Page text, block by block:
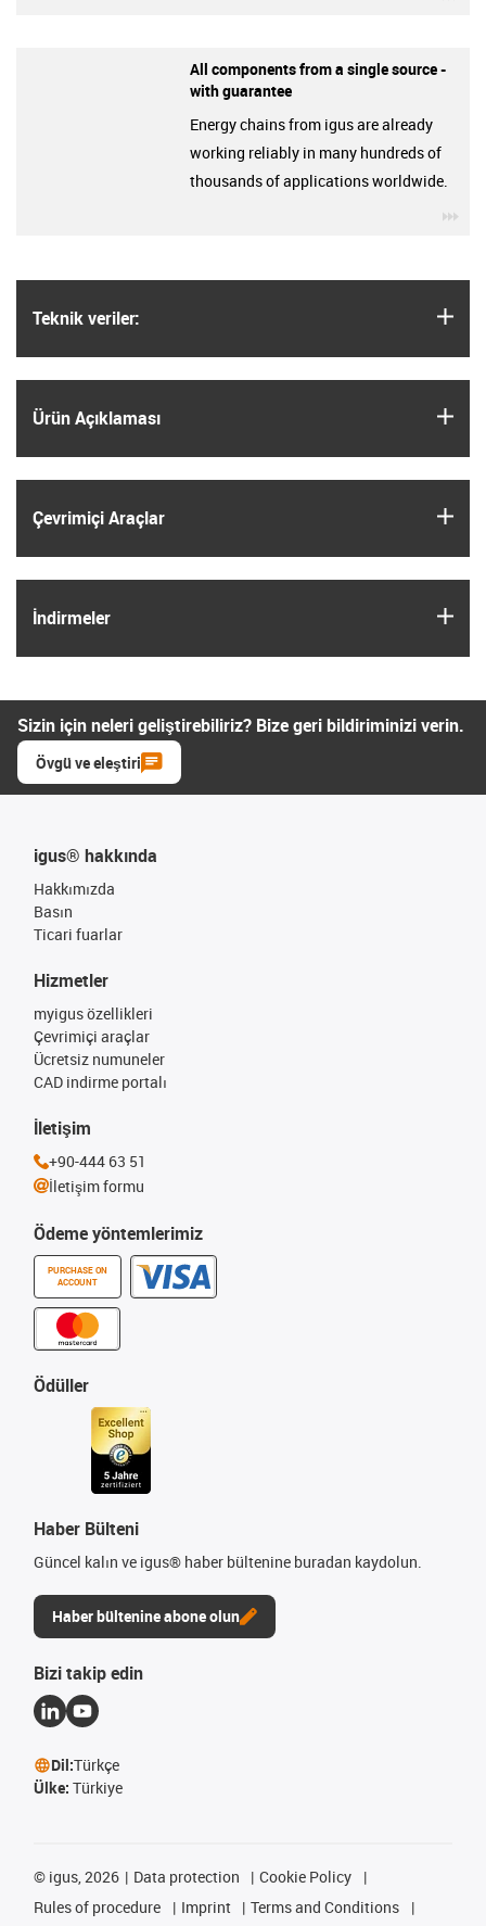
Teknik veriler:
Ürün Açıklaması
Çevrimiçi Araçlar
İndirmeler
All components from a single source -
with guarantee
Energy chains from igus are already
working reliably in many hundreds of
thousands of applications worldwide.
Sizin için neleri geliştirebiliriz? Bize geri bildiriminizi verin.
Övgü ve eleştiri
igus® hakkında
Hakkımızda
Basın
Ticari fuarlar
Ödeme yöntemlerimiz
PURCHASE ON
ACCOUNT
Hizmetler
myigus özellikleri
Çevrimiçi araçlar
Ücretsiz numuneler
CAD indirme portalı
Ödüller
Haber Bülteni
Güncel kalın ve igus® haber bültenine buradan kaydolun.
Haber bültenine abone olun
İletişim
+90-444 63 51
İletişim formu
Bizi takip edin
Dil:Türkçe
Ülke: Türkiye
© igus, 2026 Data protection
Cookie Policy
Rules of procedure
Imprint
Terms and Conditions